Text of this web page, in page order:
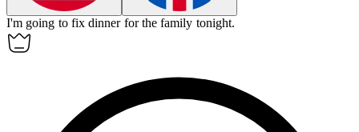
I'm going to fix dinner for the family tonight.